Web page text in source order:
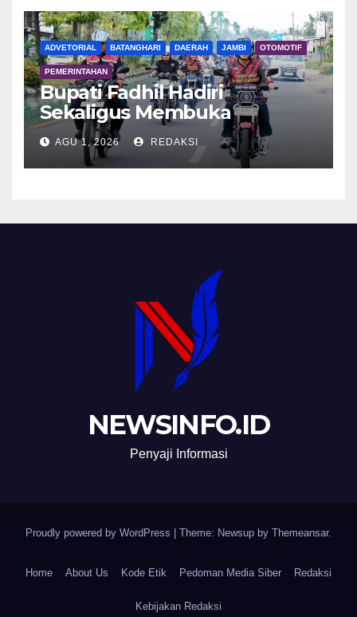
ADVETORIAL BATANGHARI DAERAH JAMBI OTOMOTIF
PEMERINTAHAN
Bupati Fadhil Hadiri
Sekaligus Membuka
Kegiatan Batanghari King
Club
AGU 1, 2026 REDAKSI
NEWSINFO.ID
Penyaji Informasi
Proudly powered by WordPress Theme: Newsup by Themeansar.
Home About Us Kode Etik Pedoman Media Siber Redaksi
Kebijakan Redaksi